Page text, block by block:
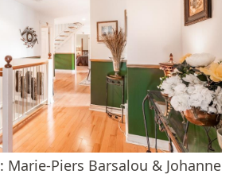
Marie-Piers Barsalou & Johanne